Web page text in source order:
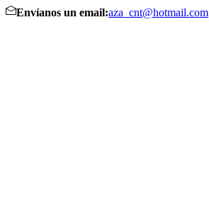
Envíanos un email:aza_cnt@hotmail.com